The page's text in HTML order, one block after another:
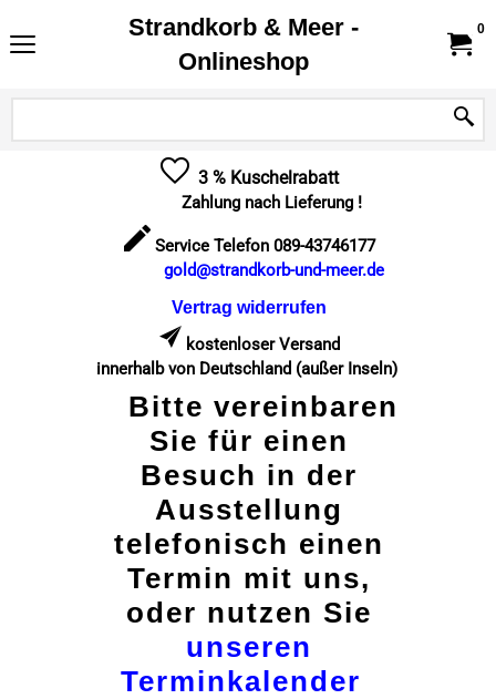
Strandkorb & Meer -
Onlineshop
0
3 % Kuschelrabatt
Zahlung nach Lieferung !
Service Telefon 089-43746177
gold@strandkorb-und-meer.de
Vertrag widerrufen
kostenloser Versand
innerhalb von Deutschland (außer Inseln)
Bitte vereinbaren
Sie für einen
Besuch in der
Ausstellung
telefonisch einen
Termin mit uns,
oder nutzen Sie
unseren
Terminkalender